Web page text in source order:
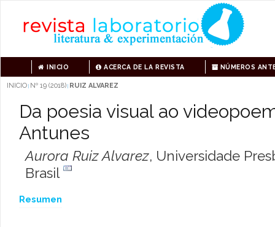
INICIO ACERCA DE LA REVISTA NÚMEROS
INICIO | Nº 19 (2018) | RUIZ ALVAREZ
Da poesia visual ao
Antunes
Aurora Ruiz Alvarez, Universidade
Brasil
Resumen